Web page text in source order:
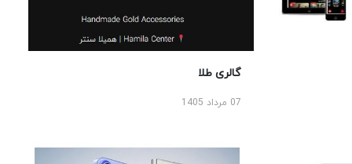
گالری طلا
07 مرداد 1405